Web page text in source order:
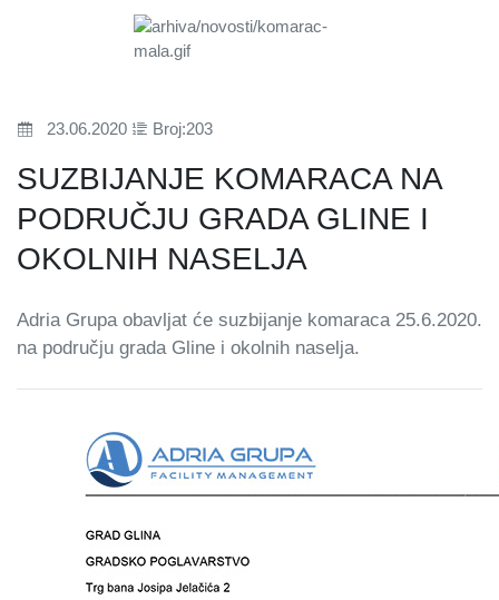
23.06.2020 Broj:203
SUZBIJANJE KOMARACA NA
PODRUČJU GRADA GLINE I
OKOLNIH NASELJA
Adria Grupa obavljat će suzbijanje komaraca 25.6.2020.
na području grada Gline i okolnih naselja.